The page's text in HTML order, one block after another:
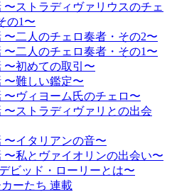
〜ストラディヴァリウスのチェ
の1〜
〜二人のチェロ奏者・その2〜
〜二人のチェロ奏者・その1〜
〜初めての取引〜
〜難しい鑑定〜
〜ヴィヨーム氏のチェロ〜
〜ストラディヴァリとの出会
〜イタリアンの音〜
〜私とヴァイオリンの出会い〜
ビッド・ローリーとは〜
ーたち 連載